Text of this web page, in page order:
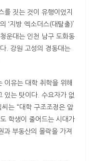
를 짓는 것이 유행이었지
‘지방 엑소더스(대탈출)’
운대는 인천 남구 도화동
. 강원 고성의 경동대는
이유는 대학 취학을 위해
있는 탓이다. 수요자가 없
는 “대학 구조조정은 앞
학생이 줄어드는 시대가
과 부동산의 몰락을 가져